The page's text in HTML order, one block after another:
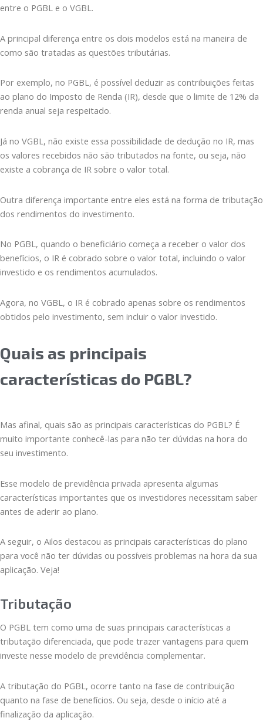
entre o PGBL e o VGBL.
A principal diferença entre os dois modelos está na maneira de
como são tratadas as questões tributárias.
Por exemplo, no PGBL, é possível deduzir as contribuições feitas
ao plano do Imposto de Renda (IR), desde que o limite de 12% da
renda anual seja respeitado.
Já no VGBL, não existe essa possibilidade de dedução no IR, mas
os valores recebidos não são tributados na fonte, ou seja, não
existe a cobrança de IR sobre o valor total.
Outra diferença importante entre eles está na forma de tributação
dos rendimentos do investimento.
No PGBL, quando o beneficiário começa a receber o valor dos
benefícios, o IR é cobrado sobre o valor total, incluindo o valor
investido e os rendimentos acumulados.
Agora, no VGBL, o IR é cobrado apenas sobre os rendimentos
obtidos pelo investimento, sem incluir o valor investido.
Quais as principais
características do PGBL?
Mas afinal, quais são as principais características do PGBL? É
muito importante conhecê-las para não ter dúvidas na hora do
seu investimento.
Esse modelo de previdência privada apresenta algumas
características importantes que os investidores necessitam saber
antes de aderir ao plano.
A seguir, o Ailos destacou as principais características do plano
para você não ter dúvidas ou possíveis problemas na hora da sua
aplicação. Veja!
Tributação
O PGBL tem como uma de suas principais características a
tributação diferenciada, que pode trazer vantagens para quem
investe nesse modelo de previdência complementar.
A tributação do PGBL, ocorre tanto na fase de contribuição
quanto na fase de benefícios. Ou seja, desde o início até a
finalização da aplicação.